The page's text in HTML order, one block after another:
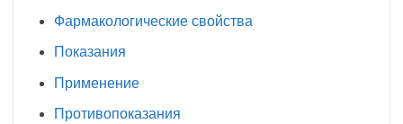
Фармакологические свойства
Показания
Применение
Противопоказания